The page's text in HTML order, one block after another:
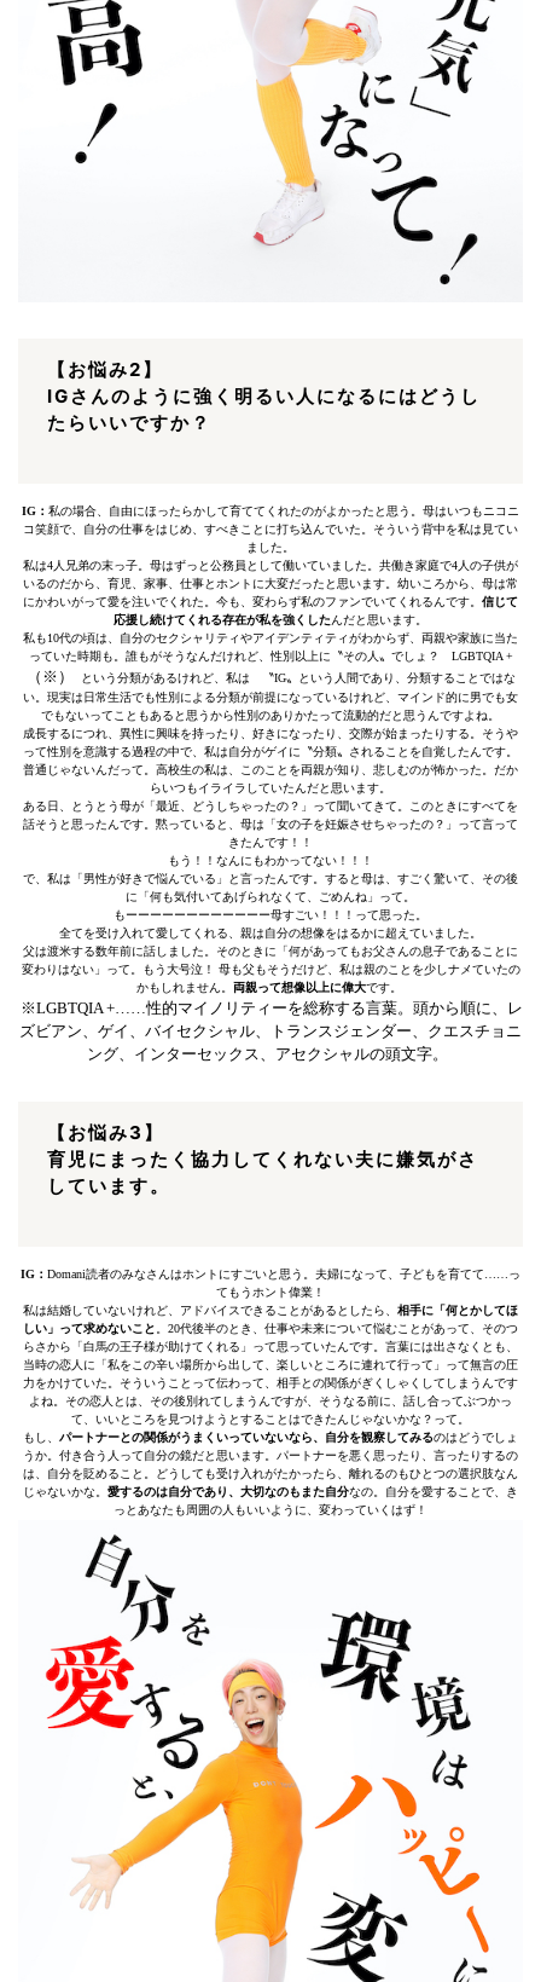
【お悩み2】
IGさんのように強く明るい人になるにはどうし
たらいいですか？
IG： 私の場合、自由にほったらかして育ててくれたのがよかったと思う。母はいつもニコニ
コ笑顔で、自分の仕事をはじめ、すべきことに打ち込んでいた。そういう背中を私は見てい
ました。
私は4人兄弟の末っ子。母はずっと公務員として働いていました。共働き家庭で4人の子供が
いるのだから、育児、家事、仕事とホントに大変だったと思います。幼いころから、母は常
にかわいがって愛を注いでくれた。今も、変わらず私のファンでいてくれるんです。 信じて
応援し続けてくれる存在が私を強くしたんだと思います。
私も10代の頃は、自分のセクシャリティやアイデンティティがわからず、両親や家族に当た
っていた時期も。誰もがそうなんだけれど、性別以上に〝その人〟でしょ？ LGBTQIA +
（※）
という分類があるけれど、私は 〝IG〟という人間であり、分類することではな
い。現実は日常生活でも性別による分類が前提になっているけれど、マインド的に男でも女
でもないってこともあると思うから性別のありかたって流動的だと思うんですよね。
成長するにつれ、異性に興味を持ったり、好きになったり、交際が始まったりする。そうや
って性別を意識する過程の中で、私は自分がゲイに〝分類〟されることを自覚したんです。
普通じゃないんだって。高校生の私は、このことを両親が知り、悲しむのが怖かった。だか
らいつもイライラしていたんだと思います。
ある日、とうとう母が「最近、どうしちゃったの？」って聞いてきて。このときにすべてを
話そうと思ったんです。黙っていると、母は「女の子を妊娠させちゃったの？」って言って
きたんです！！
もう！！なんにもわかってない！！！
で、私は「男性が好きで悩んでいる」と言ったんです。すると母は、すごく驚いて、その後
に「何も気付いてあげられなくて、ごめんね」って。
もーーーーーーーーーーーー母すごい！！！って思った。
全てを受け入れて愛してくれる、親は自分の想像をはるかに超えていました。
父は渡米する数年前に話しました。そのときに「何があってもお父さんの息子であることに
変わりはない」って。もう大号泣！ 母も父もそうだけど、私は親のことを少しナメていたの
かもしれません。
両親って想像以上に偉大です。
※LGBTQIA +……性的マイノリティーを総称する言葉。頭から順に、レ
ズビアン、ゲイ、バイセクシャル、トランスジェンダー、クエスチョニ
ング、インターセックス、アセクシャルの頭文字。
【お悩み3 】
育児にまったく協力してくれない夫に嫌気がさ
しています。
IG： Domani読者のみなさんはホントにすごいと思う。夫婦になって、子どもを育てて……っ
てもうホント偉業！
私は結婚していないけれど、アドバイスできることがあるとしたら、 相手に「何とかしてほ
しい」って求めないこと。20代後半のとき、仕事や未来について悩むことがあって、そのつ
らさから「白馬の王子様が助けてくれる」って思っていたんです。言葉には出さなくとも、
当時の恋人に「私をこの辛い場所から出して、楽しいところに連れて行って」って無言の圧
力をかけていた。そういうことって伝わって、相手との関係がぎくしゃくしてしまうんです
よね。その恋人とは、その後別れてしまうんですが、そうなる前に、話し合ってぶつかっ
て、いいところを見つけようとすることはできたんじゃないかな？って。
もし、 パートナーとの関係がうまくいっていないなら、自分を観察してみるのはどうでしょ
うか。付き合う人って自分の鏡だと思います。パートナーを悪く思ったり、言ったりするの
は、自分を貶めること。どうしても受け入れがたかったら、離れるのもひとつの選択肢なん
じゃないかな。 愛するのは自分であり、大切なのもまた自分なの。自分を愛することで、き
っとあなたも周囲の人もいいように、変わっていくはず！